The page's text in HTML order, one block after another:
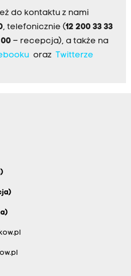
do kontaktu z nami
, telefonicznie (12 200 33 33
00 – recepcja), a także na
oraz Twitterze